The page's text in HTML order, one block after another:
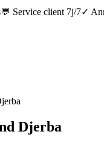
💬 Service client 7j/7✓
Djerba